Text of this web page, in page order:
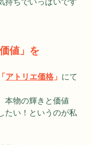
ちでいっぱいです
値」を
アトリエ価格
本物の輝きと価値
い！というのが私